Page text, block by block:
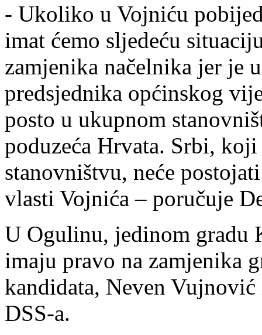
- Ukoliko u Vojniću
imat ćemo sljedeću
zamjenika načelnika jer je
predsjednika općinskog
posto u ukupnom
poduzeća Hrvata. Srbi,
stanovništvu, neće
vlasti Vojnića – poručuje
U Ogulinu, jedinom gradu
imaju pravo na zamjenika
kandidata, Neven
DSS-a.